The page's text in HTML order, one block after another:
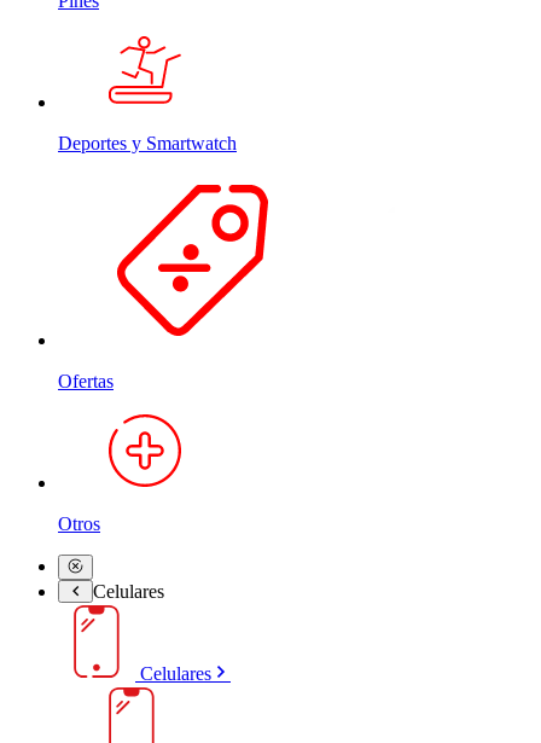
Deportes y Smartwatch
Ofertas
Otros
Celulares
Celulares